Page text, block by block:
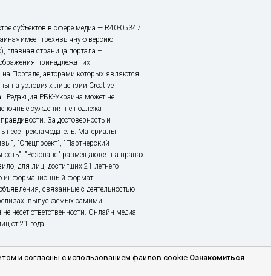
имеет трехязычную версию
главная страница портала –
принадлежат их
Портале, авторами которых являются
на условиях лицензии Creative
Редакция РБК-Украина может не
суждения не подлежат
За достоверность и
несет рекламодатель. Материалы,
"Спецпроект", "Партнерский
"Резонанс" размещаются на правах
для лиц, достигших 21-летнего
информационный формат,
связанные с деятельностью
выпускаемых самими
несет ответственности. Онлайн-медиа
от 21 года.
и согласны с использованием файлов cookie.Ознакомиться